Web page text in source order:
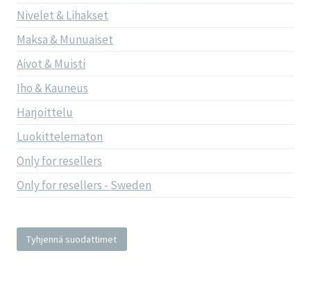
Nivelet & Lihakset
Maksa & Munuaiset
Aivot & Muisti
Iho & Kauneus
Harjoittelu
Luokittelematon
Only for resellers
Only for resellers - Sweden
Tyhjennä suodattimet